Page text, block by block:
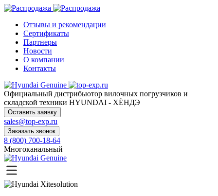
Отзывы и рекомендации
Сертификаты
Партнеры
Новости
О компании
Контакты
Официальный дистрибьютор вилочных погрузчиков и
складской техники HYUNDAI - ХЁНДЭ
Оставить заявку
sales@top-exp.ru
Заказать звонок
8 (800) 700-18-64
Многоканальный